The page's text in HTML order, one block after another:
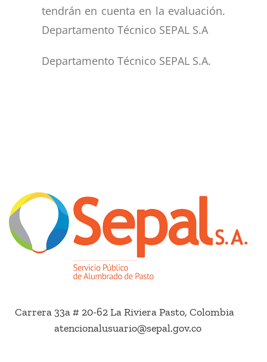
tendrán en cuenta en la evaluación.
Departamento Técnico SEPAL S.A
Departamento Técnico SEPAL S.A.
Carrera 33a # 20-62 La Riviera Pasto, Colombia
atencionalusuario@sepal.gov.co